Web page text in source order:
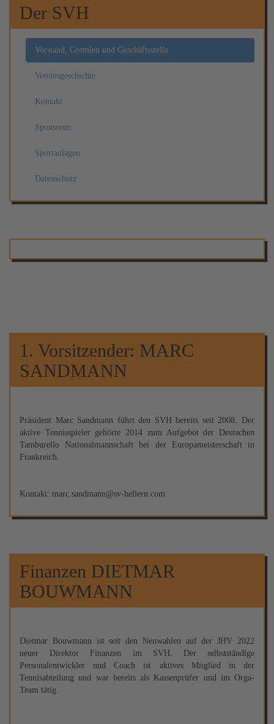
Der SVH
Vorstand, Gremien und Geschäftsstelle
Vereinsgeschichte
Kontakt
Sponsoren
Sportanlagen
Datenschutz
1. Vorsitzender: MARC
SANDMANN
Präsident Marc Sandmann führt den SVH bereits seit 2008. Der
aktive Tennisspieler gehörte 2014 zum Aufgebot der Deutschen
Tamburello Nationalmannschaft bei der Europameisterschaft in
Frankreich.
Kontakt: marc.sandmann@sv-hellern.com
Finanzen DIETMAR
BOUWMANN
Dietmar Bouwmann ist seit den Neuwahlen auf der JHV 2022
neuer Direktor Finanzen im SVH. Der selbstständige
Personalentwickler und Coach ist aktives Mitglied in der
Tennisabteilung und war bereits als Kassenprüfer und im Orga-
Team tätig.